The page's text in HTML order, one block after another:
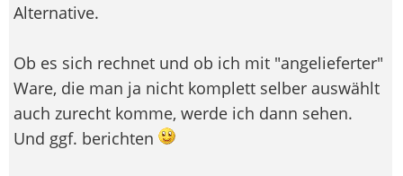
Alternative.
Ob es sich rechnet und ob ich mit "angelieferter"
Ware, die man ja nicht komplett selber auswählt
auch zurecht komme, werde ich dann sehen.
Und ggf. berichten